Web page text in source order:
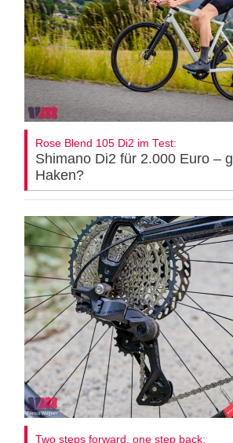
Rose Blend 105 Di2 im Test:
Shimano Di2 für 2.000 Euro –
Haken?
Two steps forward, one step back: